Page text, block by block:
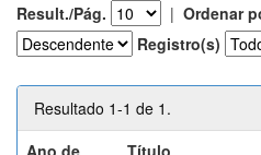
Result./Pág. | Ordenar
Registro(s)
Resultado 1-1 de 1.
Ano de
Título